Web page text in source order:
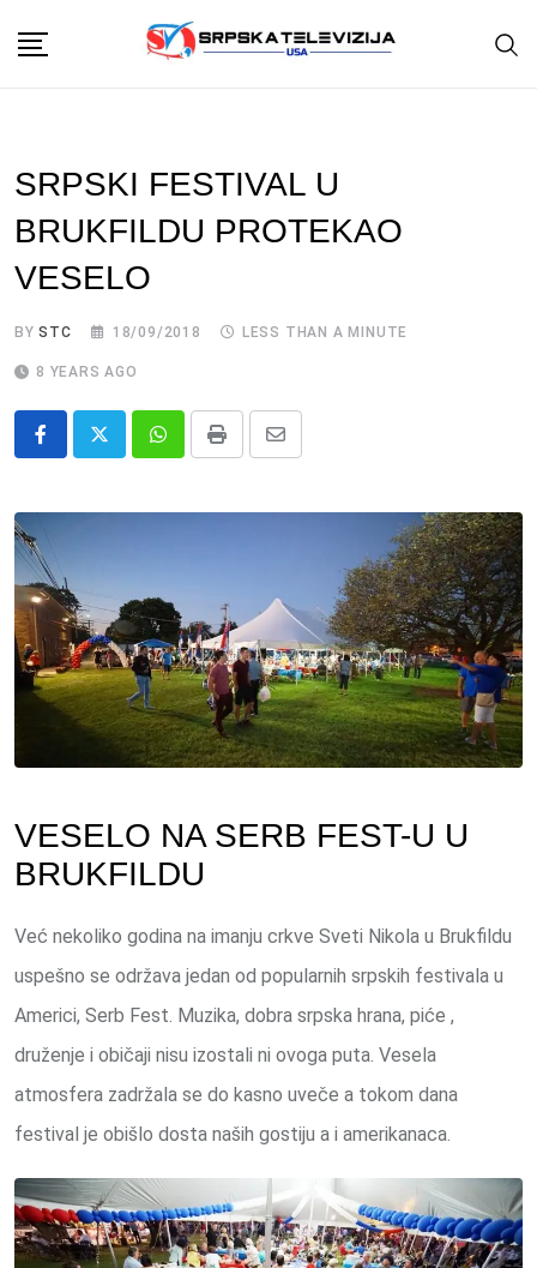
SRPSKI FESTIVAL U
BRUKFILDU PROTEKAO
VESELO
BYSTC 18/09/2018 LESS THAN A MINUTE
8 YEARS AGO
Whatsapp
Print
Share
VESELO NA SERB FEST-U U
BRUKFILDU
Već nekoliko godina na imanju crkve Sveti Nikola u Brukfildu
uspešno se održava jedan od popularnih srpskih festivala u
Americi, Serb Fest. Muzika, dobra srpska hrana, piće ,
druženje i običaji nisu izostali ni ovoga puta. Vesela
atmosfera zadržala se do kasno uveče a tokom dana
festival je obišlo dosta naših gostiju a i amerikanaca.